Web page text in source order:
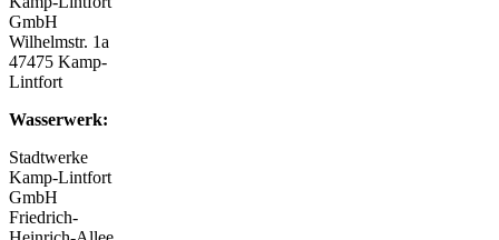
GmbH
Wilhelmstr. 1a
47475 Kamp-
Lintfort
Wasserwerk:
Stadtwerke
Kamp-Lintfort
GmbH
Friedrich-